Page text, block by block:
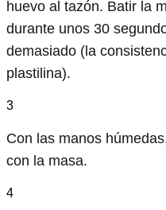
huevo al tazón. Batir la
durante unos 30
demasiado (la
plastilina).
3
Con las manos
con la masa.
4